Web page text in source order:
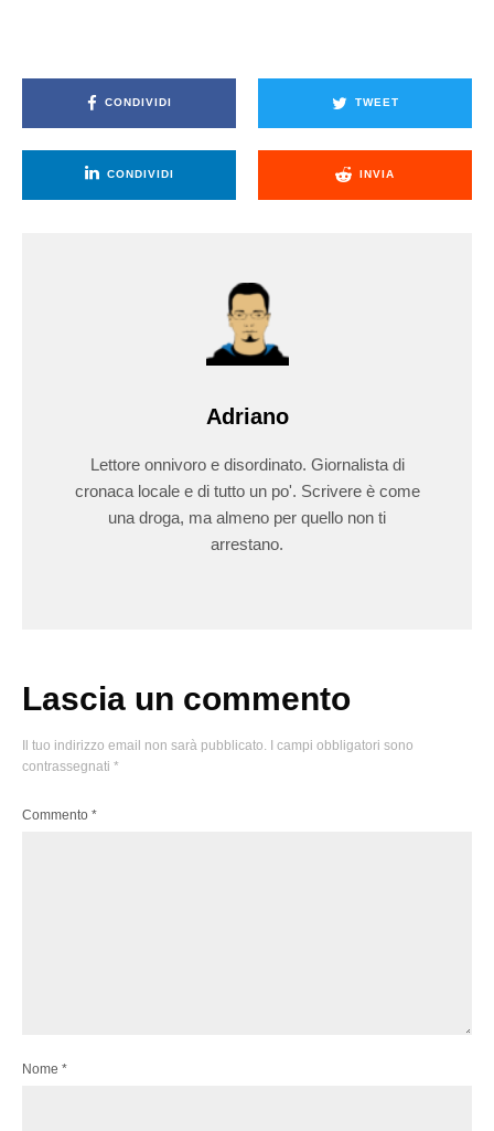
CONDIVIDI TWEET
CONDIVIDI INVIA
Adriano
Lettore onnivoro e disordinato. Giornalista di
cronaca locale e di tutto un po'. Scrivere è come
una droga, ma almeno per quello non ti
arrestano.
Lascia un commento
Il tuo indirizzo email non sarà pubblicato. I campi obbligatori sono
contrassegnati *
Commento *
Nome *